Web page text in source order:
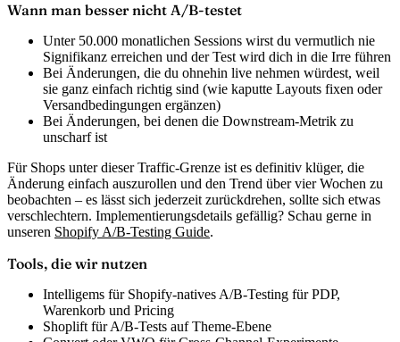
Wann man besser nicht A/B-testet
Unter 50.000 monatlichen Sessions wirst du vermutlich nie
Signifikanz erreichen und der Test wird dich in die Irre führen
Bei Änderungen, die du ohnehin live nehmen würdest, weil
sie ganz einfach richtig sind (wie kaputte Layouts fixen oder
Versandbedingungen ergänzen)
Bei Änderungen, bei denen die Downstream-Metrik zu
unscharf ist
Für Shops unter dieser Traffic-Grenze ist es definitiv klüger, die
Änderung einfach auszurollen und den Trend über vier Wochen zu
beobachten – es lässt sich jederzeit zurückdrehen, sollte sich etwas
verschlechtern. Implementierungsdetails gefällig? Schau gerne in
unseren Shopify A/B-Testing Guide.
Tools, die wir nutzen
Intelligems für Shopify-natives A/B-Testing für PDP,
Warenkorb und Pricing
Shoplift für A/B-Tests auf Theme-Ebene